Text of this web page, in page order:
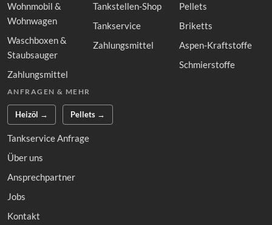
Wohnmobil &
Wohnwagen
Waschboxen &
Staubsauger
Zahlungsmittel
Tankstellen-Shop
Tankservice
Zahlungsmittel
Pellets
Briketts
Aspen-Kraftstoffe
Schmierstoffe
ANFRAGEN & MEHR
Heizöl → Pellets →
Tankservice Anfrage
Über uns
Ansprechpartner
Jobs
Kontakt